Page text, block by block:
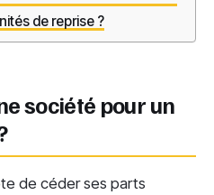
de reprise ?
société pour un
de céder ses parts